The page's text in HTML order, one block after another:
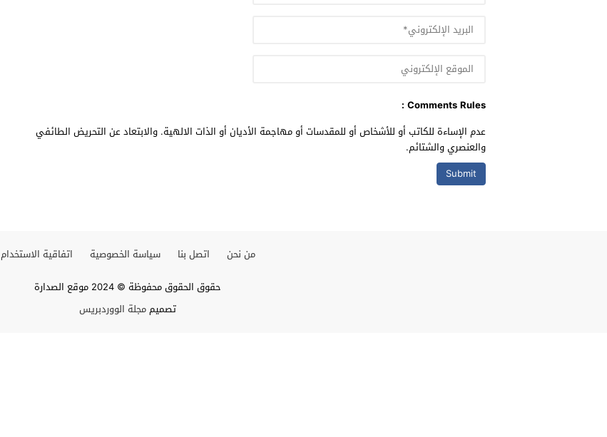
Comments Rules :
عدم الإساءة للكاتب أو للأشخاص أو للمقدسات أو مهاجمة الأديان أو الذات الالهية. والابتعاد عن التحريض الطائفي
والعنصري والشتائم.
من نحن اتصل بنا سياسة الخصوصية
اتفاقية الاستخدام
حقوق الحقوق محفوظة © 2024 موقع الصدارة
تصميممجلة الووردبريس